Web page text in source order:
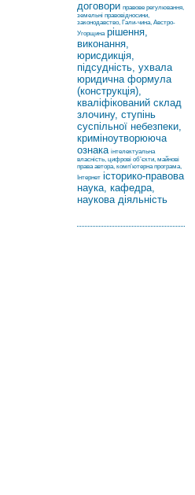
договори правове регулювання,
земельні правовідносини,
законодавство, Гали-чина, Австро-
Угорщина рішення,
виконання,
юрисдикція,
підсудність, ухвала
юридична формула
(конструкція),
кваліфікований склад
злочину, ступінь
суспільної небезпеки,
криміноутворююча
ознака інтелектуальна
власність, цифрові об’єкти, майнові
права автора, комп’ютерна програма,
Інтернет історико-правова
наука, кафедра,
наукова діяльність